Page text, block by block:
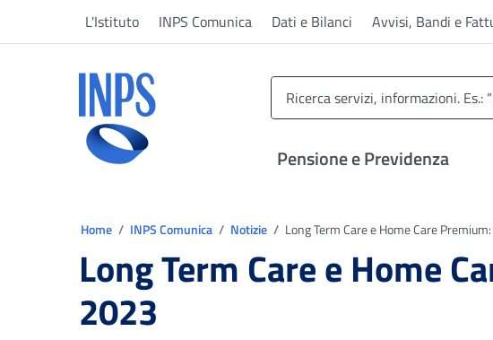
L'Istituto INPS Comunica Dati e Bilanci Avvisi, Bandi e
Pensione e Previdenza
Home INPS Comunica Notizie Long Term Care e Home Care
Long Term Care e Home
2023